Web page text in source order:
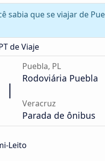
sabia que se viajar de
de Viaje
Puebla, PL
Rodoviária Puebla
Veracruz
Parada de ônibus
Leito